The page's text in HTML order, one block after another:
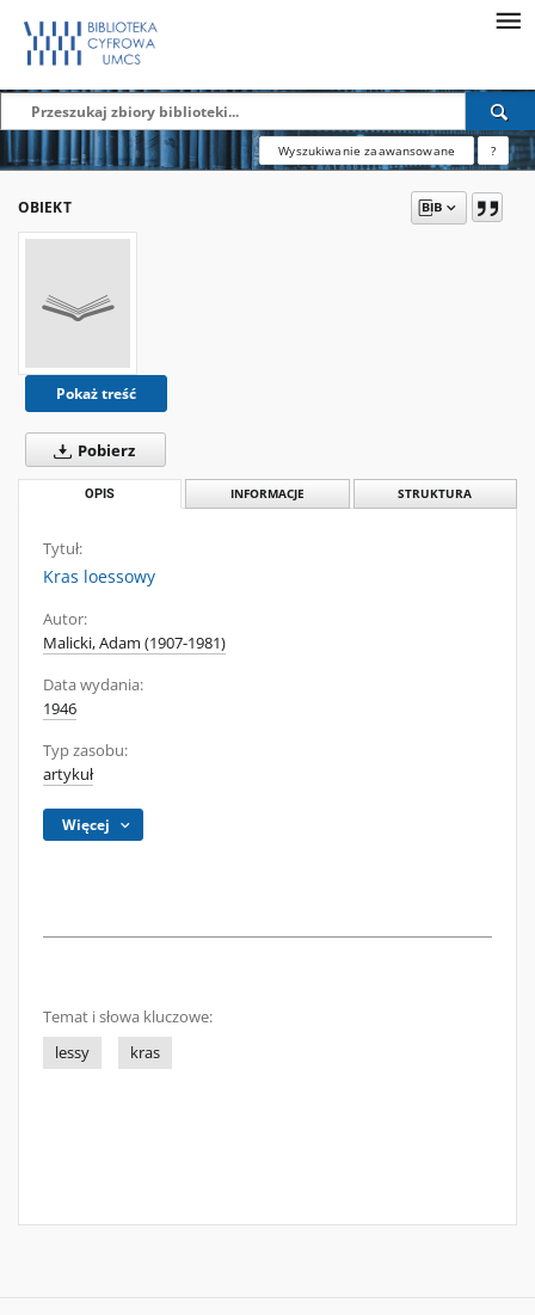
Wyszukiwanie zaawansowane ?
OBIEKT
Pokaż treść
Pobierz
OPIS INFORMACJE STRUKTURA
Tytuł:
Kras loessowy
Autor:
Malicki, Adam (1907-1981)
Data wydania:
1946
Typ zasobu:
artykuł
Więcej
Temat i słowa kluczowe:
lessy
kras